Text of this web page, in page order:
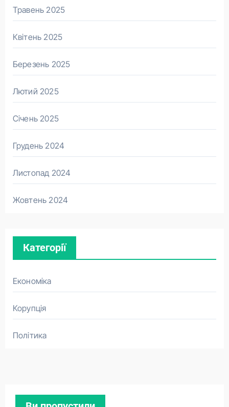
Травень 2025
Квітень 2025
Березень 2025
Лютий 2025
Січень 2025
Грудень 2024
Листопад 2024
Жовтень 2024
Категорії
Економіка
Корупція
Політика